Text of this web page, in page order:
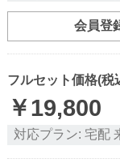
会員登
フルセット価格(税
￥19,800
対応プラン: 宅配